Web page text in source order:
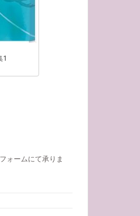
1
ォームにて承りま